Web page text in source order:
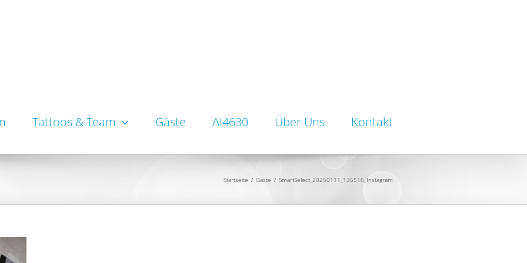
Tattoos & Team Gäste AI4630 Über Uns Kontakt
Startseite / Gäste / SmartSelect_20250111_135516_Instagram